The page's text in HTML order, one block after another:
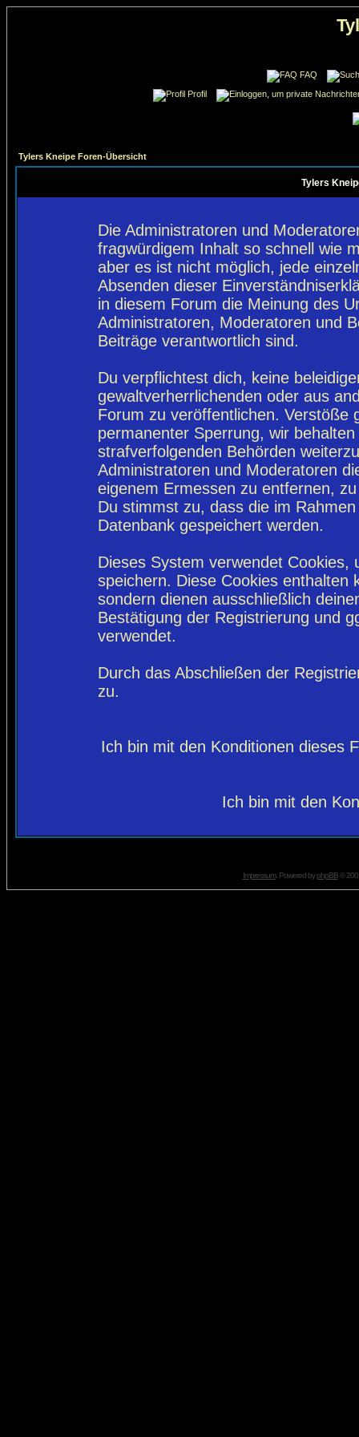
FAQ
Profil
Tylers Kneipe Foren-Übersicht
Tylers
Die Administratoren und
fragwürdigem Inhalt so schnell wie
aber es ist nicht möglich, jede
Absenden dieser
in diesem Forum die Meinung des
Administratoren, Moderatoren und
Beiträge verantwortlich sind.
Du verpflichtest dich, keine
gewaltverherrlichenden oder aus
Forum zu veröffentlichen. Verstöße
permanenter Sperrung, wir
strafverfolgenden Behörden
Administratoren und Moderatoren
eigenem Ermessen zu entfernen,
Du stimmst zu, dass die im
Datenbank gespeichert werden.
Dieses System verwendet
speichern. Diese Cookies enthalten
sondern dienen ausschließlich
Bestätigung der Registrierung und
verwendet.
Durch das Abschließen der
zu.
Ich bin mit den Konditionen dieses
Ich bin mit den
Impressum. Powered byphpBB©